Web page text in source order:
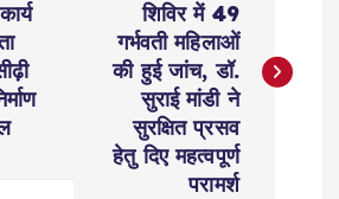
शिविर में 49
गर्भवती महिलाओं
की हुई जांच, डॉ.
सुराई मांडी ने
सुरक्षित प्रसव
हेतु दिए महत्वपूर्ण
परामर्श